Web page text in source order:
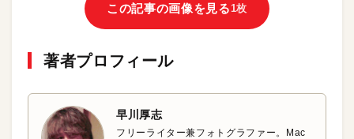
この記事の画像を見る 1枚
著者プロフィール
早川厚志
フリーライター兼フォトグラファー。Mac